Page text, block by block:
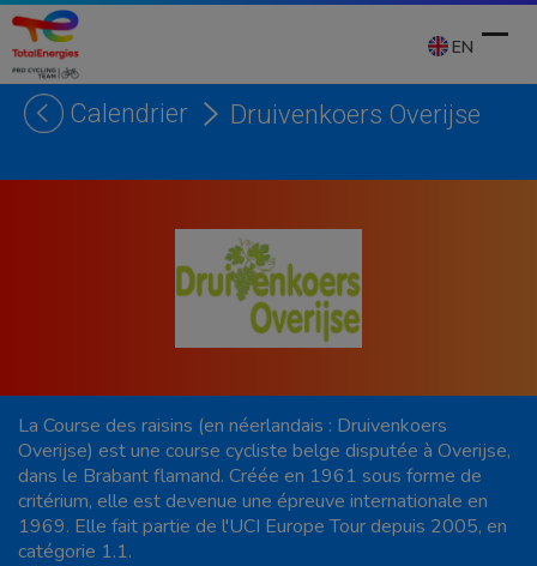
Skip
content
EN
Calendrier Druivenkoers Overijse
La Course des raisins (en néerlandais : Druivenkoers
Overijse) est une course cycliste belge disputée à Overijse,
dans le Brabant flamand. Créée en 1961 sous forme de
critérium, elle est devenue une épreuve internationale en
1969. Elle fait partie de l'UCI Europe Tour depuis 2005, en
catégorie 1.1.